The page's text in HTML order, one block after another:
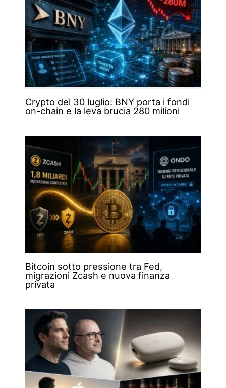
Crypto del 30 luglio: BNY porta i fondi
on-chain e la leva brucia 280 milioni
Bitcoin sotto pressione tra Fed,
migrazioni Zcash e nuova finanza
privata